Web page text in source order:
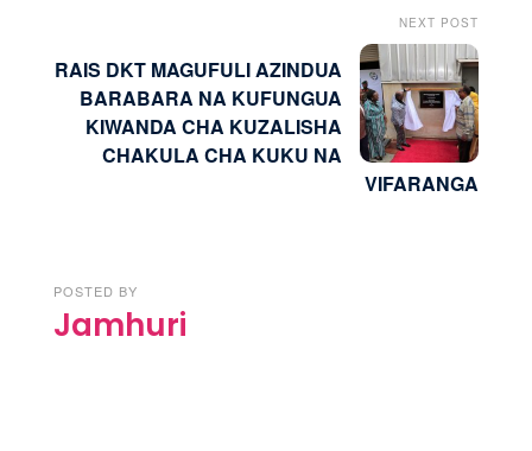
NEXT POST
RAIS DKT MAGUFULI AZINDUA
BARABARA NA KUFUNGUA
KIWANDA CHA KUZALISHA
CHAKULA CHA KUKU NA
VIFARANGA
POSTED BY
Jamhuri